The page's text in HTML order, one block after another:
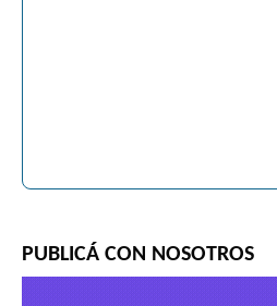
PUBLICÁ CON NOSOTROS